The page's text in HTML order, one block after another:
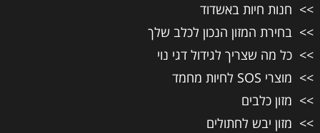
חנות חיות באשדוד
בחירת המזון הנכון לכלב שלך
כל מה שצריך לגידול דגי נוי
מוצרי SOS לחיות מחמד
מזון כלבים
מזון יבש לחתולים